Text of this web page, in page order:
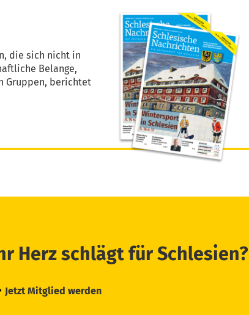
die sich nicht in
Belange,
Gruppen, berichtet
Herz schlägt für Schlesien?
Jetzt Mitglied werden